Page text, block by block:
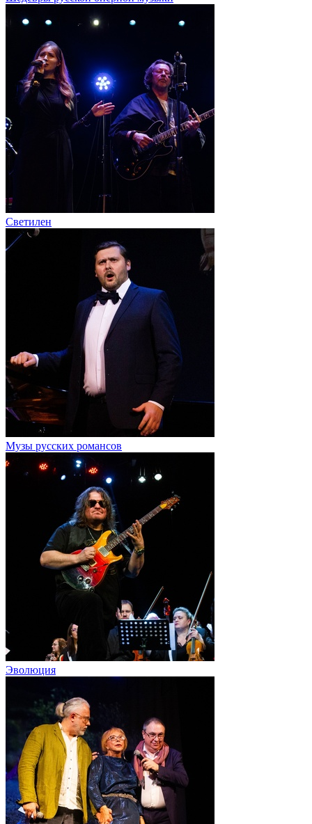
Светилен
Музы русских романсов
Эволюция